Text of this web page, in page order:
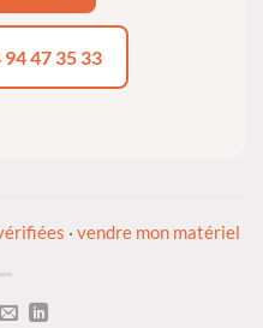
47 35 33
· vendre mon matériel